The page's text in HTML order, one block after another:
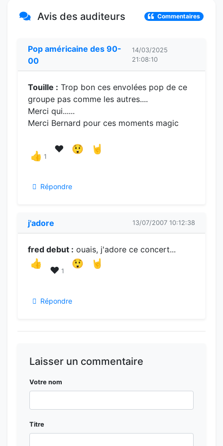
Avis des auditeurs Commentaires
Pop américaine des 90-
00
14/03/2025
21:08:10
Touille : Trop bon ces envolées pop de ce
groupe pas comme les autres....
Merci qui......
Merci Bernard pour ces moments magic
👍1
❤️ 😲 🤘
Répondre
j'adore 13/07/2007 10:12:38
fred debut : ouais, j'adore ce concert...
👍
❤️1
😲 🤘
Répondre
Laisser un commentaire
Votre nom
Titre